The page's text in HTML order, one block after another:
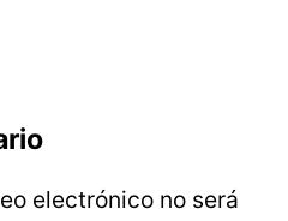
electrónico no será